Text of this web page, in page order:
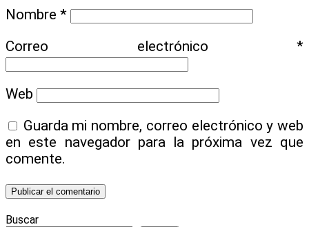
Nombre *
Correo electrónico *
Web
Guarda mi nombre, correo electrónico y web
en este navegador para la próxima vez que
comente.
Buscar